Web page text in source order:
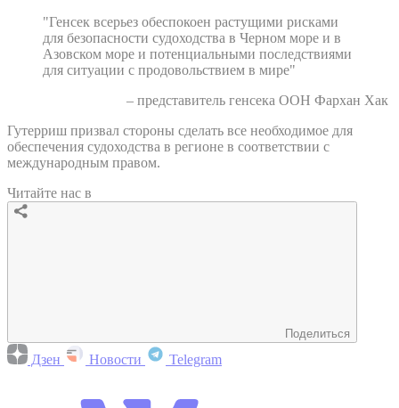
"Генсек всерьез обеспокоен растущими рисками
для безопасности судоходства в Черном море и в
Азовском море и потенциальными последствиями
для ситуации с продовольствием в мире"
– представитель генсека ООН Фархан Хак
Гутерриш призвал стороны сделать все необходимое для
обеспечения судоходства в регионе в соответствии с
международным правом.
Читайте нас в
Поделиться
Дзен Новости Telegram